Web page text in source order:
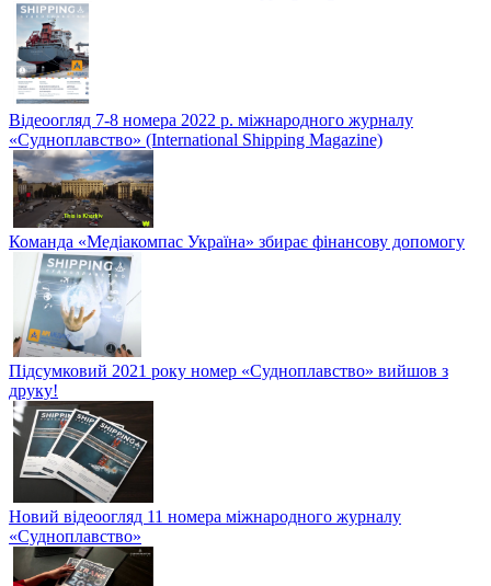
Відеоогляд 7-8 номера 2022 р. міжнародного журналу
«Судноплавство» (International Shipping Magazine)
Команда «Медіакомпас Україна» збирає фінансову допомогу
Підсумковий 2021 року номер «Судноплавство» вийшов з
друку!
Новий відеоогляд 11 номера міжнародного журналу
«Судноплавство»